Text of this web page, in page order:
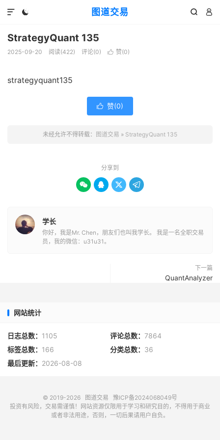
图道交易
  

StrategyQuant 135
2025-09-20 阅读(422) 评论(0)  赞(0)
strategyquant135
 赞(0)
未经允许不得转载： 图道交易 » StrategyQuant 135
分享到
   
学长
你好，我是Mr. Chen，朋友们也叫我学长。 我是一名全职交易
员，我的微信：u31u31。
下一篇
QuantAnalyzer
网站统计
日志总数： 1105 评论总数： 7864
标签总数： 166 分类总数： 36
最后更新： 2026-08-08
© 2019-2026 图道交易
豫ICP备2024068049号
投资有风险，交易需谨慎！网站资源仅限用于学习和研究目的，不得用于商业
或者非法用途，否则，一切后果请用户自负。